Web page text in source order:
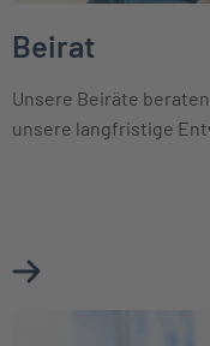
Beirat
Unsere Beiräte
unsere langfristige
Mehr über Beirat